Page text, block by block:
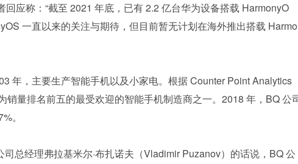
回应称：“截至 2021 年底，已有 2.2 亿台华为设备搭载 HarmonyO
一直以来的关注与期待，但目前暂无计划在海外推出搭载 Harmo
年，主要生产智能手机以及小家电。根据 Counter Point Analytics
销量排名前五的最受欢迎的智能手机制造商之一。2018 年，BQ 公
。
总经理弗拉基米尔·布扎诺夫（Vladimir Puzanov）的话说，BQ 公